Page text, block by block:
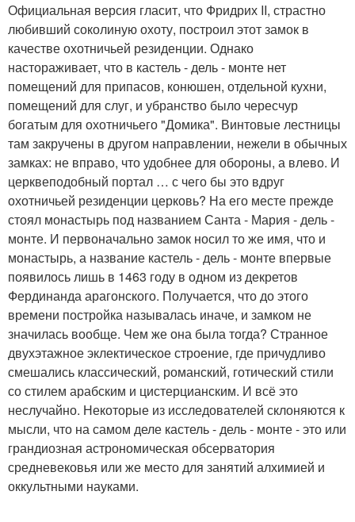
Официальная версия гласит, что Фридрих II, страстно
любивший соколиную охоту, построил этот замок в
качестве охотничьей резиденции. Однако
настораживает, что в кастель - дель - монте нет
помещений для припасов, конюшен, отдельной кухни,
помещений для слуг, и убранство было чересчур
богатым для охотничьего "Домика". Винтовые лестницы
там закручены в другом направлении, нежели в обычных
замках: не вправо, что удобнее для обороны, а влево. И
церквеподобный портал … с чего бы это вдруг
охотничьей резиденции церковь? На его месте прежде
стоял монастырь под названием Санта - Мария - дель -
монте. И первоначально замок носил то же имя, что и
монастырь, а название кастель - дель - монте впервые
появилось лишь в 1463 году в одном из декретов
Фердинанда арагонского. Получается, что до этого
времени постройка называлась иначе, и замком не
значилась вообще. Чем же она была тогда? Странное
двухэтажное эклектическое строение, где причудливо
смешались классический, романский, готический стили
со стилем арабским и цистерцианским. И всё это
неслучайно. Некоторые из исследователей склоняются к
мысли, что на самом деле кастель - дель - монте - это или
грандиозная астрономическая обсерватория
средневековья или же место для занятий алхимией и
оккультными науками.